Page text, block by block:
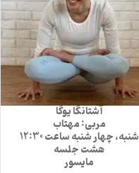
آشتانگا یوگا
مربی: مهتاب
شنبه، چهار شنبه ساعت 12:30
هشت جلسه
مایسور